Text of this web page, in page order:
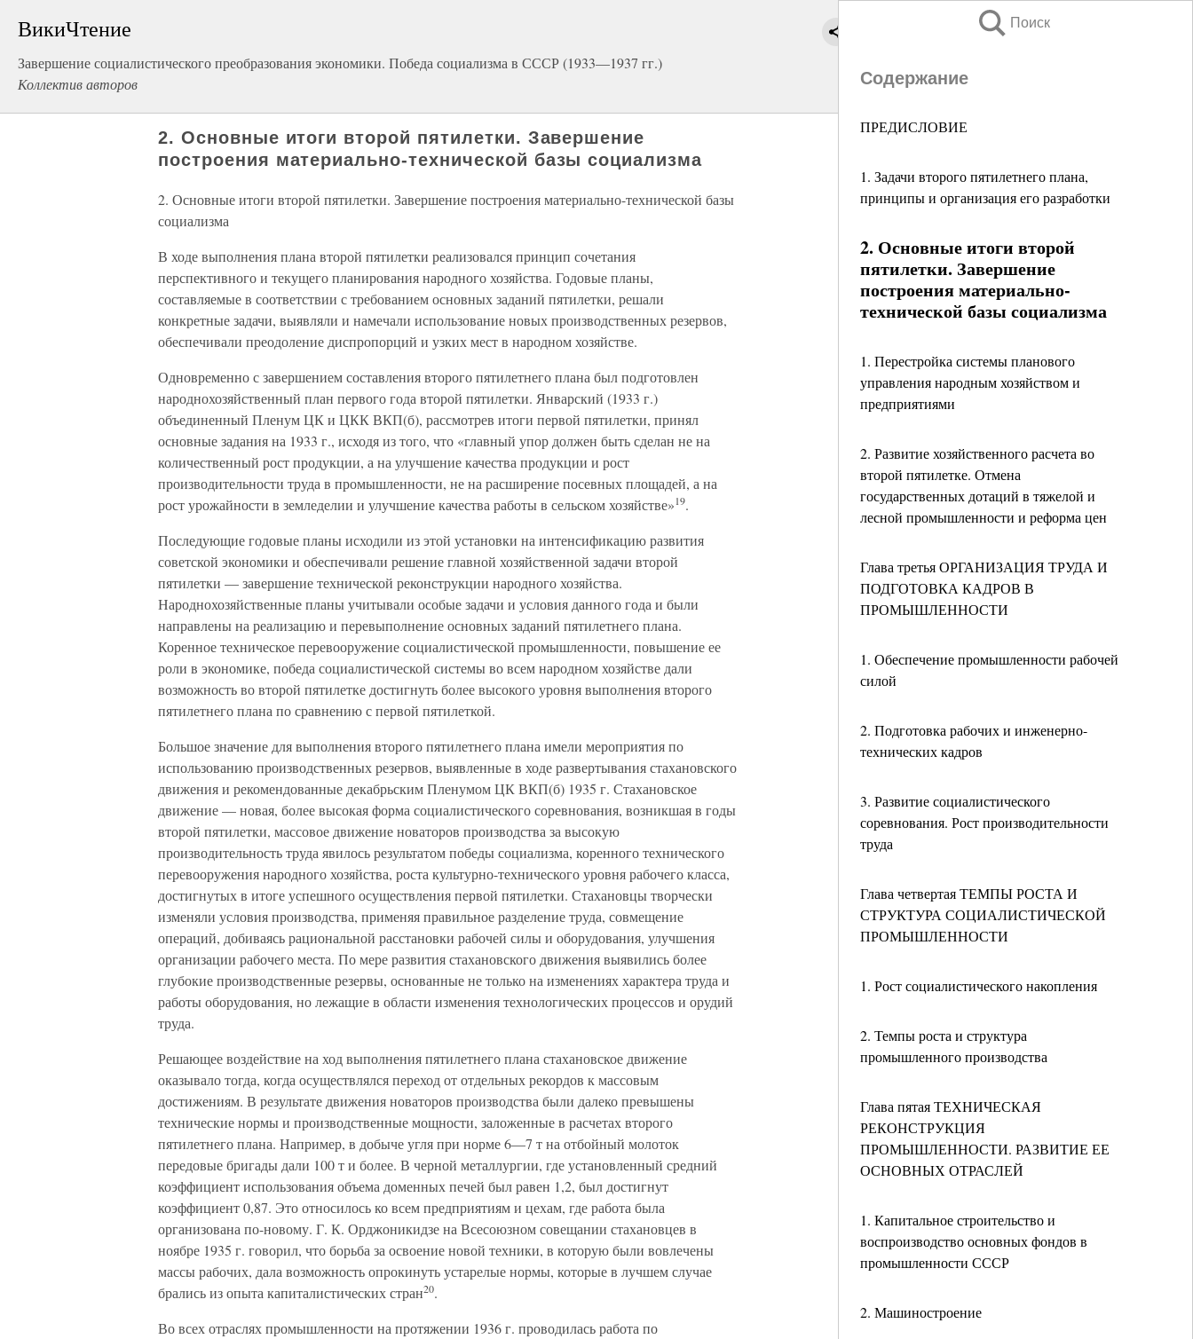
ВикиЧтение
Завершение социалистического преобразования экономики. Победа социализма в СССР (1933—1937 гг.)
Коллектив авторов
Поиск
Содержание
ПРЕДИСЛОВИЕ
1. Задачи второго пятилетнего плана,
принципы и организация его разработки
2. Основные итоги второй
пятилетки. Завершение
построения материально-
технической базы социализма
1. Перестройка системы планового
управления народным хозяйством и
предприятиями
2. Развитие хозяйственного расчета во
второй пятилетке. Отмена
государственных дотаций в тяжелой и
лесной промышленности и реформа цен
Глава третья ОРГАНИЗАЦИЯ ТРУДА И
ПОДГОТОВКА КАДРОВ В
ПРОМЫШЛЕННОСТИ
1. Обеспечение промышленности рабочей
силой
2. Подготовка рабочих и инженерно-
технических кадров
3. Развитие социалистического
соревнования. Рост производительности
труда
Глава четвертая ТЕМПЫ РОСТА И
СТРУКТУРА СОЦИАЛИСТИЧЕСКОЙ
ПРОМЫШЛЕННОСТИ
1. Рост социалистического накопления
2. Темпы роста и структура
промышленного производства
Глава пятая ТЕХНИЧЕСКАЯ
РЕКОНСТРУКЦИЯ
ПРОМЫШЛЕННОСТИ. РАЗВИТИЕ ЕЕ
ОСНОВНЫХ ОТРАСЛЕЙ
1. Капитальное строительство и
воспроизводство основных фондов в
промышленности СССР
2. Машиностроение
2. Основные итоги второй пятилетки. Завершение
построения материально-технической базы социализма
2. Основные итоги второй пятилетки. Завершение построения материально-технической базы
социализма
В ходе выполнения плана второй пятилетки реализовался принцип сочетания
перспективного и текущего планирования народного хозяйства. Годовые планы,
составляемые в соответствии с требованием основных заданий пятилетки, решали
конкретные задачи, выявляли и намечали использование новых производственных резервов,
обеспечивали преодоление диспропорций и узких мест в народном хозяйстве.
Одновременно с завершением составления второго пятилетнего плана был подготовлен
народнохозяйственный план первого года второй пятилетки. Январский (1933 г.)
объединенный Пленум ЦК и ЦКК ВКП(б), рассмотрев итоги первой пятилетки, принял
основные задания на 1933 г., исходя из того, что «главный упор должен быть сделан не на
количественный рост продукции, а на улучшение качества продукции и рост
производительности труда в промышленности, не на расширение посевных площадей, а на
рост урожайности в земледелии и улучшение качества работы в сельском хозяйстве»19.
Последующие годовые планы исходили из этой установки на интенсификацию развития
советской экономики и обеспечивали решение главной хозяйственной задачи второй
пятилетки — завершение технической реконструкции народного хозяйства.
Народнохозяйственные планы учитывали особые задачи и условия данного года и были
направлены на реализацию и перевыполнение основных заданий пятилетнего плана.
Коренное техническое перевооружение социалистической промышленности, повышение ее
роли в экономике, победа социалистической системы во всем народном хозяйстве дали
возможность во второй пятилетке достигнуть более высокого уровня выполнения второго
пятилетнего плана по сравнению с первой пятилеткой.
Большое значение для выполнения второго пятилетнего плана имели мероприятия по
использованию производственных резервов, выявленные в ходе развертывания стахановского
движения и рекомендованные декабрьским Пленумом ЦК ВКП(б) 1935 г. Стахановское
движение — новая, более высокая форма социалистического соревнования, возникшая в годы
второй пятилетки, массовое движение новаторов производства за высокую
производительность труда явилось результатом победы социализма, коренного технического
перевооружения народного хозяйства, роста культурно-технического уровня рабочего класса,
достигнутых в итоге успешного осуществления первой пятилетки. Стахановцы творчески
изменяли условия производства, применяя правильное разделение труда, совмещение
операций, добиваясь рациональной расстановки рабочей силы и оборудования, улучшения
организации рабочего места. По мере развития стахановского движения выявились более
глубокие производственные резервы, основанные не только на изменениях характера труда и
работы оборудования, но лежащие в области изменения технологических процессов и орудий
труда.
Решающее воздействие на ход выполнения пятилетнего плана стахановское движение
оказывало тогда, когда осуществлялся переход от отдельных рекордов к массовым
достижениям. В результате движения новаторов производства были далеко превышены
технические нормы и производственные мощности, заложенные в расчетах второго
пятилетнего плана. Например, в добыче угля при норме 6—7 т на отбойный молоток
передовые бригады дали 100 т и более. В черной металлургии, где установленный средний
коэффициент использования объема доменных печей был равен 1,2, был достигнут
коэффициент 0,87. Это относилось ко всем предприятиям и цехам, где работа была
организована по-новому. Г. К. Орджоникидзе на Всесоюзном совещании стахановцев в
ноябре 1935 г. говорил, что борьба за освоение новой техники, в которую были вовлечены
массы рабочих, дала возможность опрокинуть устарелые нормы, которые в лучшем случае
брались из опыта капиталистических стран20.
Во всех отраслях промышленности на протяжении 1936 г. проводилась работа по